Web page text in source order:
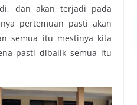
dan akan terjadi pada
pertemuan pasti akan
semua itu mestinya kita
pasti dibalik semua itu